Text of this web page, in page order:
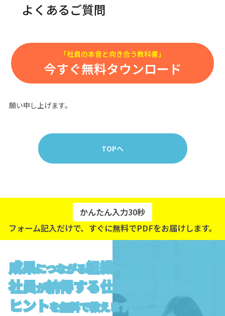
よくあるご質問
「社員の本音と向き合う教科書」
今すぐ無料タウンロード
確認メールをお送りしました。
しばらく経ってもメールが届かない場合は、
入力頂いたメールアドレスが間違っているか、
迷惑メールフォルダに振り分けられている可能性がございます。
ご確認の上、
願い申し上げます。
TOPへ
かんたん入力30秒
フォーム記入だけで、すぐに無料でPDFをお届けします。
成果につながる組織
社員が納得する仕組みづくり
ヒントを無料で教えます。